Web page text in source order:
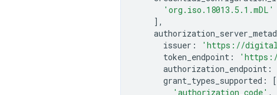
'org.iso.18013.5.1.mDL'
],
issuer : 'https://
token_endpoint :
authorization_endpoint :
grant_types_supported :
[
'authorization_code' ,